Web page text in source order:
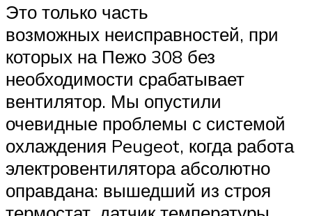
Это только часть
возможных неисправностей, при
которых на Пежо 308 без
необходимости срабатывает
вентилятор. Мы опустили
очевидные проблемы с системой
охлаждения Peugeot, когда работа
электровентилятора абсолютно
оправдана: вышедший из строя